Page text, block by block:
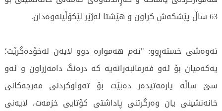
63 ساڵ پێشکەش کراون و هێشتا لەژێر لێکۆڵینەوەدان.
ئەوەشی خستەڕوو: "ئەم هەموارە دوو لایەن لەخۆدەگرێت؛
یەکەمیان بۆ ئەو فەرمانبەرانەیە کە درەنگ دامەزراون و ئەو
سێ ساڵە یارمەتیدەر دەبێت بۆ تەواوکردنی مەرجەکانی
خانەنشینی یان وەرگرتنی پاداشتی کۆتایی خزمەت، لایەنی